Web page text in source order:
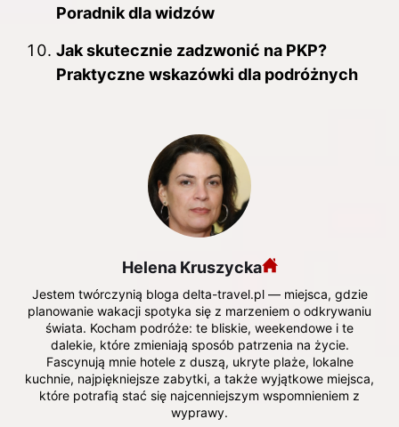
Poradnik dla widzów
Jak skutecznie zadzwonić na PKP?
Praktyczne wskazówki dla podróżnych
Helena Kruszycka
Jestem twórczynią bloga delta-travel.pl — miejsca, gdzie
planowanie wakacji spotyka się z marzeniem o odkrywaniu
świata. Kocham podróże: te bliskie, weekendowe i te
dalekie, które zmieniają sposób patrzenia na życie.
Fascynują mnie hotele z duszą, ukryte plaże, lokalne
kuchnie, najpiękniejsze zabytki, a także wyjątkowe miejsca,
które potrafią stać się najcenniejszym wspomnieniem z
wyprawy.